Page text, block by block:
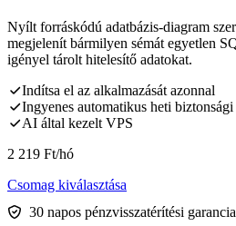
Nyílt forráskódú adatbázis-diagram
megjelenít bármilyen sémát egyetlen
igényel tárolt hitelesítő adatokat.
Indítsa el az alkalmazását azonnal
Ingyenes automatikus heti biztonsági
AI által kezelt VPS
2 219 Ft/hó
Csomag kiválasztása
30 napos pénzvisszatérítési garancia